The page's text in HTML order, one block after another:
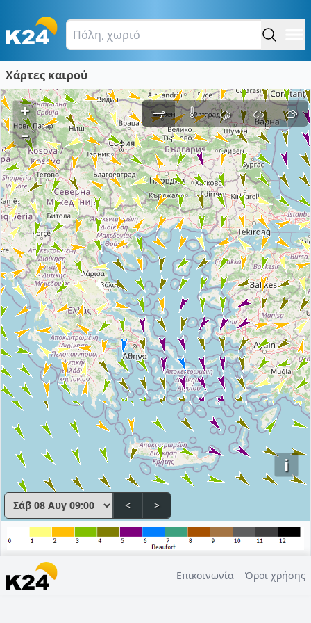
Χάρτες καιρού
i
+
–
< >
Επικοινωνία Όροι χρήσης